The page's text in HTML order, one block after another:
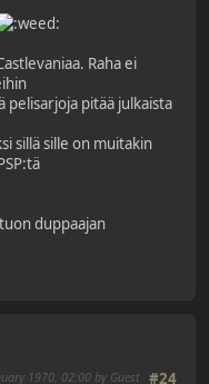
Raha ei
pelisarjoja pitää julkaista
sillä sille on muitakin
duppaajan
#24
1970, 02:00 by Guest